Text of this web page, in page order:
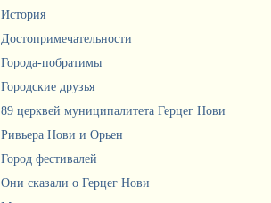
История
Достопримечательности
Города-побратимы
Городские друзья
89 церквей муниципалитета Герцег Нови
Ривьера Нови и Орьен
Город фестивалей
Они сказали о Герцег Нови